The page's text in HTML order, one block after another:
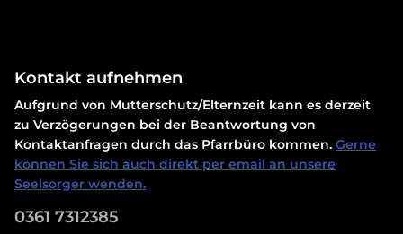
Kontakt aufnehmen
Aufgrund von Mutterschutz/Elternzeit kann es derzeit
zu Verzögerungen bei der Beantwortung von
Kontaktanfragen durch das Pfarrbüro kommen. Gerne
können Sie sich auch direkt per email an unsere
Seelsorger wenden.
0361 7312385